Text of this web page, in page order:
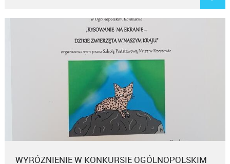
WYRÓŻNIENIE W KONKURSIE OGÓLNOPOLSKIM